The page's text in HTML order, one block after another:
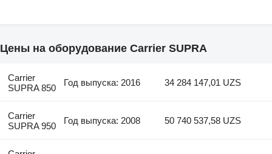
Цены на оборудование Carrier SUPRA
Carrier
SUPRA 850
Год выпуска: 2016 34 284 147,01 UZS
Carrier
SUPRA 950
Год выпуска: 2008 50 740 537,58 UZS